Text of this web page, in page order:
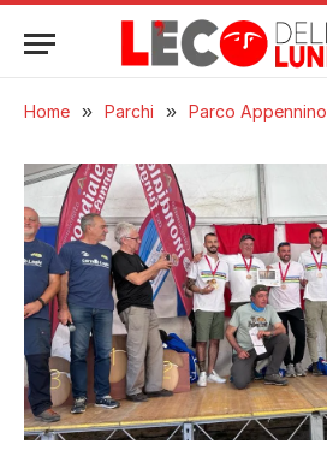
Home » Parchi » Parco Appennino